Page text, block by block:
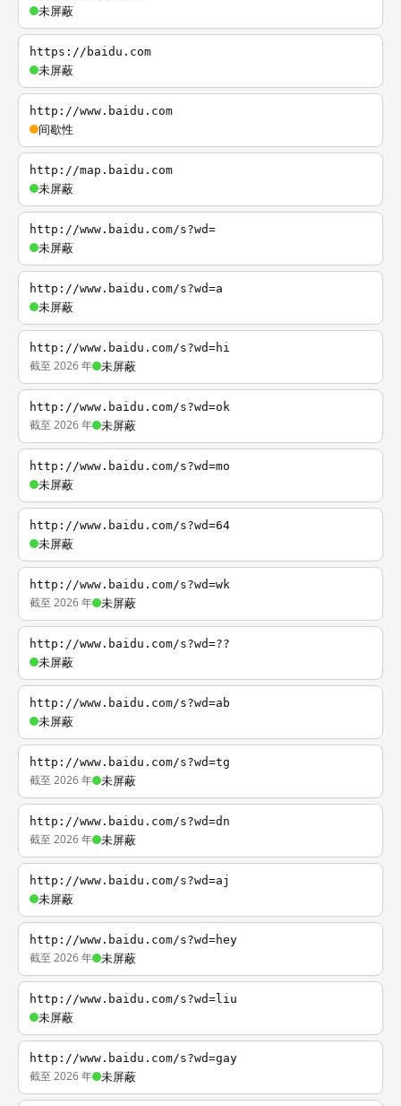
未屏蔽
https://baidu.com
未屏蔽
http://www.baidu.com
间歇性
http://map.baidu.com
未屏蔽
http://www.baidu.com/s?wd=
未屏蔽
http://www.baidu.com/s?wd=a
未屏蔽
http://www.baidu.com/s?wd=hi
截至 2026 年 未屏蔽
http://www.baidu.com/s?wd=ok
截至 2026 年 未屏蔽
http://www.baidu.com/s?wd=mo
未屏蔽
http://www.baidu.com/s?wd=64
未屏蔽
http://www.baidu.com/s?wd=wk
截至 2026 年 未屏蔽
http://www.baidu.com/s?wd=??
未屏蔽
http://www.baidu.com/s?wd=ab
未屏蔽
http://www.baidu.com/s?wd=tg
截至 2026 年 未屏蔽
http://www.baidu.com/s?wd=dn
截至 2026 年 未屏蔽
http://www.baidu.com/s?wd=aj
未屏蔽
http://www.baidu.com/s?wd=hey
截至 2026 年 未屏蔽
http://www.baidu.com/s?wd=liu
未屏蔽
http://www.baidu.com/s?wd=gay
截至 2026 年 未屏蔽